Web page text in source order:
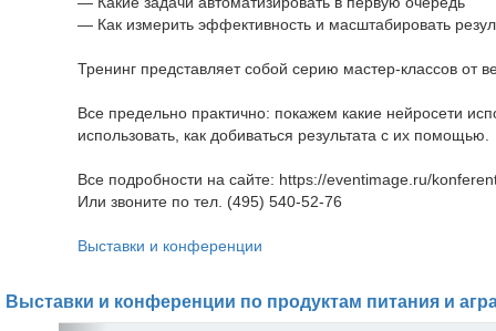
— Как измерить эффективность и масштабировать
Тренинг представляет собой серию мастер-классов от
Все предельно практично: покажем какие нейросети
использовать, как добиваться результата с их помощью.
Все подробности на сайте: https://eventimage.ru/
Или звоните по тел. (495) 540-52-76
Выставки и конференции
Выставки и конференции по продуктам питания и